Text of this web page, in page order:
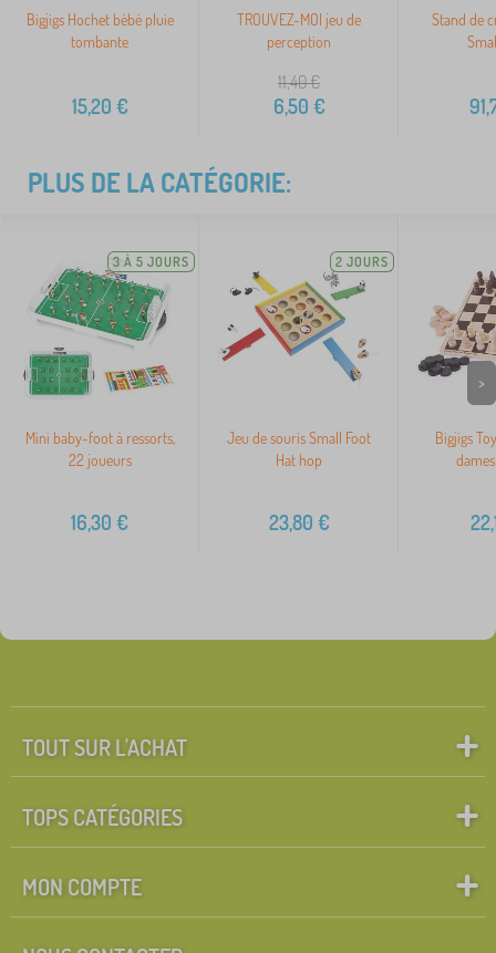
Bigjigs Hochet bébé pluie
tombante
15,20 €
TROUVEZ-MOI jeu de
perception
11,40€
6,50 €
Stand de
PLUS DE LA CATÉGORIE:
3 À 5 JOURS
Mini baby-foot à ressorts,
22 joueurs
16,30 €
2 JOURS
Jeu de souris Small Foot
Hat hop
23,80 €
Bigjigs
>
TOUT SUR L'ACHAT
TOPS CATÉGORIES
MON COMPTE